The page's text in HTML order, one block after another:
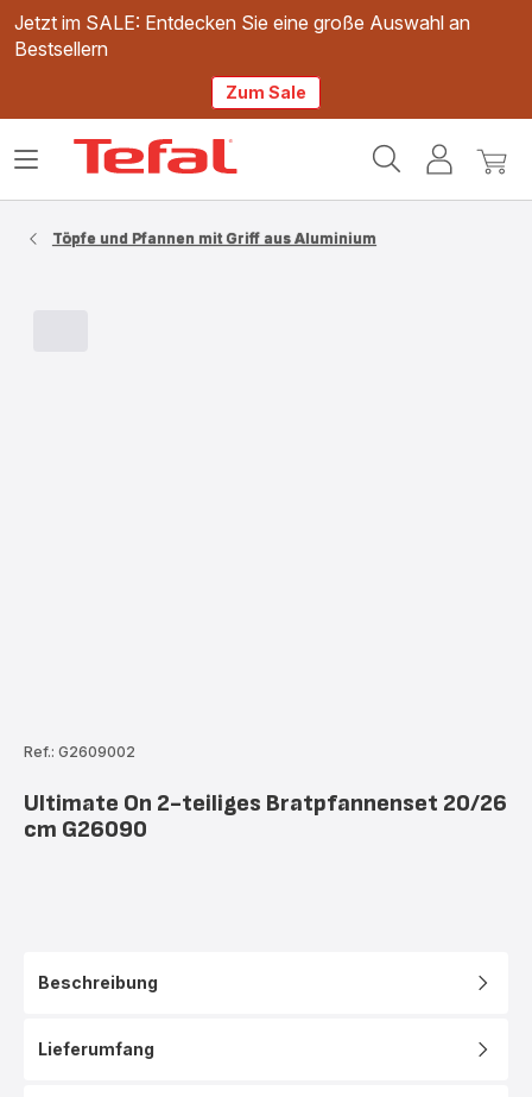
Jetzt im SALE: Entdecken Sie eine große Auswahl an
Bestsellern
Zum Sale
Mein
Mein
Das
Töpfe und Pfannen mit Griff aus Aluminium
Ref.: G2609002
Ultimate On 2-teiliges Bratpfannenset 20/26
cm G26090
Beschreibung
Lieferumfang